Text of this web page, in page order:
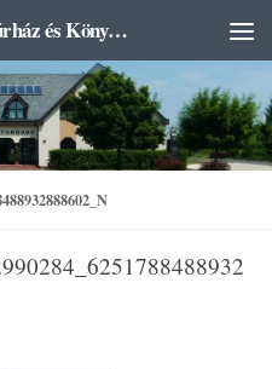
Tát Város Önkormányzat Kultúrház és Könyvtár